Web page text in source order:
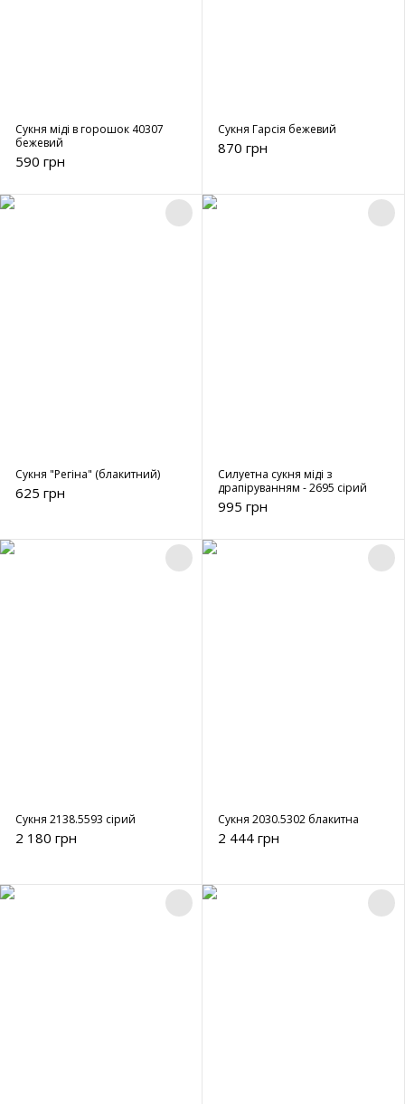
Сукня міді в горошок 40307
бежевий
590 грн
Сукня Гарсія бежевий
870 грн
Сукня "Регіна" (блакитний)
625 грн
Силуетна сукня міді з
драпіруванням - 2695 сірий
995 грн
Сукня 2138.5593 сірий
2 180 грн
Сукня 2030.5302 блакитна
2 444 грн